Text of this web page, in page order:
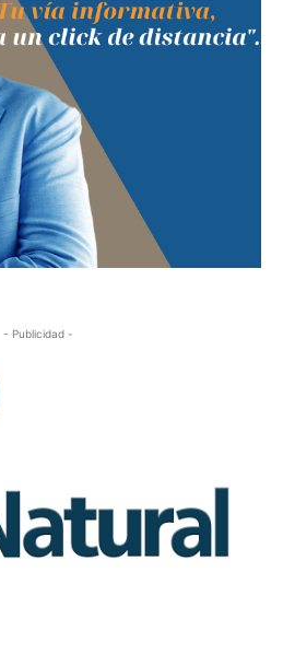
- Publicidad -